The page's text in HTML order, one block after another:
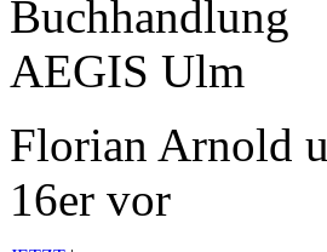
Florian Arnold
16er vor